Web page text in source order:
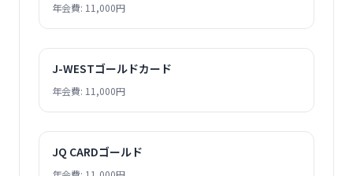
年会費: 11,000円
J-WESTゴールドカード
年会費: 11,000円
JQ CARDゴールド